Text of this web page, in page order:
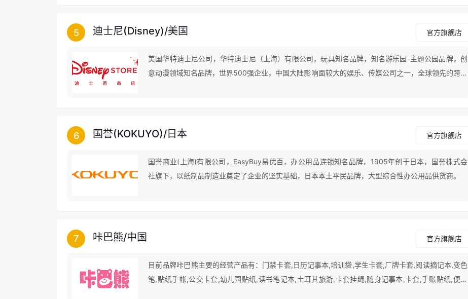
5 迪士尼(Disney)/美国 官方旗舰店
美国华特迪士尼公司，华特迪士尼（上海）有限公司，玩具知名品牌，知名游乐园-主题公园品牌，创
意动漫领域知名品牌，世界500强企业，中国大陆影响面较大的娱乐、传媒公司之一，全球领先的跨媒
6 国誉(KOKUYO)/ 日本 官方旗舰店
国誉商业(上海)有限公司，EasyBuy易优百，办公用品连锁知名品牌，1905年创于日本，国誉株式会
社旗下，以纸制品制造业奠定了企业的坚实基础，日本本土平民品牌，大型综合性办公用品供货商。
7 咔巴熊/中国 官方旗舰店
目前品牌咔巴熊主要的经营产品有：门禁卡套,日历记事本,培训袋,学生卡套,厂牌卡套,阅读摘记本,变色
笔,贴纸手帐,公交卡套,幼儿园贴纸,读书笔记本,土耳其旅游,卡套挂绳,随身记事本,卡套,手账贴纸,便利